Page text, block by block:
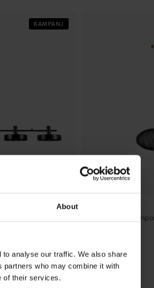
About
analyse our traffic. We also share
partners who may combine it with
of their services.
KAMPANJ
Corina Ø50 taklampa